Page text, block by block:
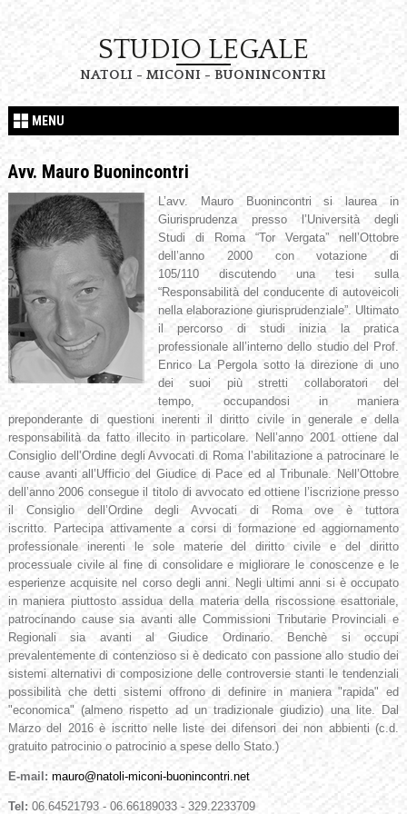
STUDIO LEGALE
NATOLI - MICONI - BUONINCONTRI
MENU
Avv. Mauro Buonincontri
L’avv. Mauro Buonincontri si laurea in
Giurisprudenza presso l’Universitàdegli
Studi di Roma “Tor Vergata” nel l’Ottobre
dell’anno 2000 con votazione di
105/110 discutendo una tesi sulla
“Responsabilità del conducente di autoveicoli
nella elaborazione giurisprudenziale”. Ultimato
il percorso di studi inizia la pratica
professionale all’interno dello studio del Prof.
Enrico La Pergola sotto la direzione di uno
dei suoi più stretti collaboratoridel
tempo, occupandosiin maniera
preponderantedi questioni inerenti il diritto civile in generale edella
responsabilità da fatto illecito in particolare. Nell’anno 2001 ottiene dal
Consiglio dell’Ordine degli Avvocati di Roma l’abilitazione a patrocinare le
cause avanti all’Ufficio del Giudice di Pace ed al Tribunale. Nell’Ottobre
dell’anno 2006 consegue i l titolo di avvocato ed ottiene l’iscrizionepresso
il Consiglio dell’Ordine degli Avvocati di Roma ove è tuttora
iscritto. Partecipa attivamente a corsi di formazione ed aggiornamento
professionale inerenti le sole materie del diritto civile e del diritto
processuale civile al fine di consolidare e migliorare le conoscenze e le
esperienze acquisite nel corso degli anni. Negli ultimi anni si è occupato
in maniera piuttosto assidua della materia della riscossione esattoriale,
patrocinando cause sia avanti alle Commissioni Tributarie Provinciali e
Regionali sia avanti al Giudice Ordinario. Benchè si occupi
prevalentemente di contenzioso si è dedicato con passione allo studio dei
sistemi alternativi di composizione delle controversie stanti le tendenziali
possibilità che detti sistemi offrono di definire in maniera "rapida" ed
"economica" (almeno rispetto ad un tradizionale giudizio) una lite. Dal
Marzo del 2016 è iscritto nelle liste dei difensori dei non abbienti (c.d.
gratuito patrocinio o patrocinio a spese dello Stato.)
E-mail: mauro@natoli-miconi-buonincontri.net
Tel: 06.64521793 - 06.66189033 - 329.2233709